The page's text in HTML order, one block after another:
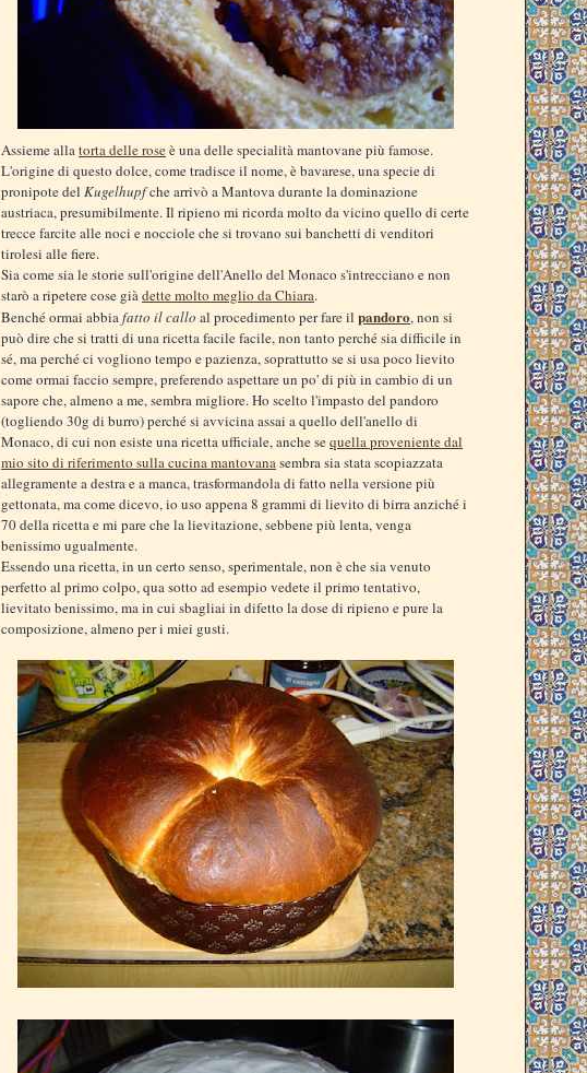
Assieme allatorta delle roseè una delle specialità mantovane più famose.
L'origine di questo dolce, come tradisce il nome, è bavarese, una specie di
pronipote del Kugelhupfche arrivò a Mantova durante la dominazione
austriaca, presumibilmente. Il ripieno mi ricorda molto da vicino quello di certe
trecce farcite alle noci e nocciole che si trovano sui banchetti di venditori
tirolesi alle fiere.
Sia come sia le storie sull'origine dell'Anello del Monaco s'intrecciano e non
starò a ripetere cose giàdette molto meglio da Chiara.
Benché ormai abbiafatto il callo al procedimento per fare il pandoro, non si
può dire che si tratti di una ricetta facile facile, non tanto perché sia difficile in
sé, ma perché ci vogliono tempo e pazienza, soprattutto se si usa poco lievito
come ormai faccio sempre, preferendo aspettare un po' di più in cambio di un
sapore che, almeno a me, sembra migliore. Ho scelto l'impasto del pandoro
(togliendo 30g di burro) perché si avvicina assai a quello dell'anello di
Monaco, di cui non esiste una ricetta ufficiale, anche sequella proveniente dal
mio sito di riferimento sulla cucina mantovanasembra sia stata scopiazzata
allegramente a destra e a manca, trasformandola di fatto nella versione più
gettonata, ma come dicevo, io uso appena 8 grammi di lievito di birra anziché i
70 della ricetta e mi pare che la lievitazione, sebbene più lenta, venga
benissimo ugualmente.
Essendo una ricetta, in un certo senso, sperimentale, non è che sia venuto
perfetto al primo colpo, qua sotto ad esempio vedete il primo tentativo,
lievitato benissimo, ma in cui sbagliai in difetto la dose di ripieno e pure la
composizione, almeno per i miei gusti.